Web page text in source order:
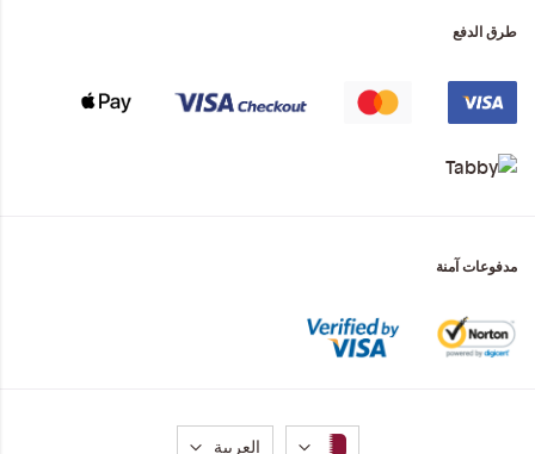
طرق الدفع
مدفوعات آمنة
لغة
العربية